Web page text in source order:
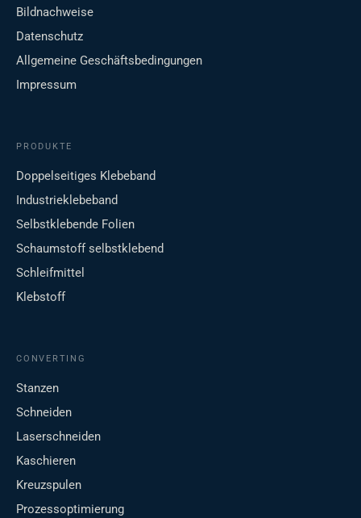
Bildnachweise
Datenschutz
Allgemeine Geschäftsbedingungen
Impressum
PRODUKTE
Doppelseitiges Klebeband
Industrieklebeband
Selbstklebende Folien
Schaumstoff selbstklebend
Schleifmittel
Klebstoff
CONVERTING
Stanzen
Schneiden
Laserschneiden
Kaschieren
Kreuzspulen
Prozessoptimierung